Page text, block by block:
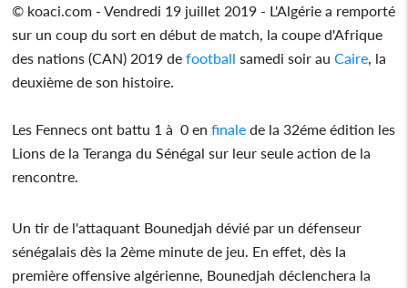
© koaci.com - Vendredi 19 juillet 2019 - L'Algérie a remporté
sur un coup du sort en début de match, la coupe d'Afrique
des nations (CAN) 2019 defootball samedi soir auCaire , la
deuxième de son histoire.
Les Fennecs ont battu 1 à 0 enfinale de la 32éme édition les
Lions de la Teranga du Sénégal sur leur seule action de la
rencontre.
Un tir de l'attaquant Bounedjah dévié par un défenseur
sénégalais dès la 2ème minute de jeu. En effet, dès la
première offensive algérienne, Bounedjah déclenchera la